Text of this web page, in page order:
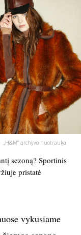
„H&M“ archyvo nuotrauka
sezoną? Sportinis
pristatė
vykusiame